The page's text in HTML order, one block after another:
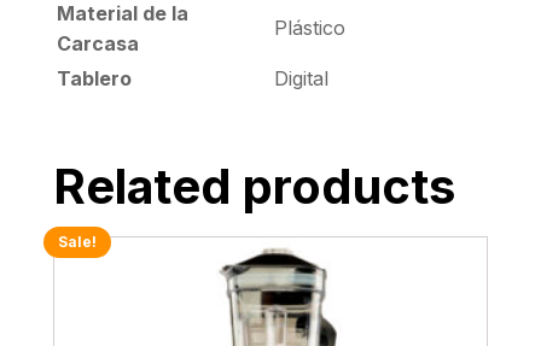
Material de la
Carcasa
Plástico
Tablero Digital
Related products
Sale!